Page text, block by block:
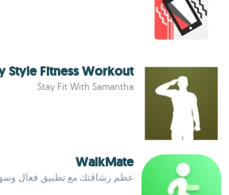
Style Fitness Workout
Stay Fit With Samantha
WalkMate
عظم رشاقتك مع تطبيق فعال